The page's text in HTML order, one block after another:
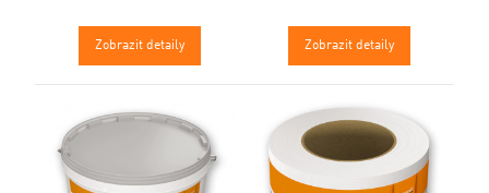
Zobrazit detaily Zobrazit detaily